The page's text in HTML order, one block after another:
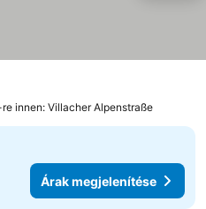
innen: Villacher Alpenstraße
Árak megjelenítése